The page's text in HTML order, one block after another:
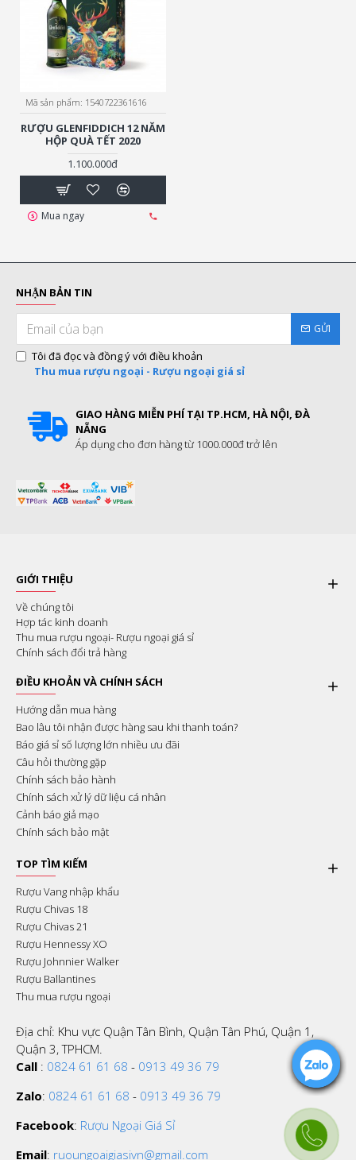
Mã sản phẩm: 1540722361616
RƯỢU GLENFIDDICH 12 NĂM
HỘP QUÀ TẾT 2020
1.100.000đ
Mua ngay
NHẬN BẢN TIN
GỬI
Tôi đã đọc và đồng ý với điều khoản
Thu mua rượu ngoại - Rượu ngoại giá sỉ
GIAO HÀNG MIỄN PHÍ TẠI TP.HCM, HÀ NỘI, ĐÀ
NẴNG
Áp dụng cho đơn hàng từ 1000.000đ trở lên
GIỚI THIỆU
Về chúng tôi
Hợp tác kinh doanh
Thu mua rượu ngoại- Rượu ngoại giá sỉ
Chính sách đổi trả hàng
ĐIỀU KHOẢN VÀ CHÍNH SÁCH
Hướng dẫn mua hàng
Bao lâu tôi nhận được hàng sau khi thanh toán?
Báo giá sỉ số lượng lớn nhiều ưu đãi
Câu hỏi thường gặp
Chính sách bảo hành
Chính sách xử lý dữ liệu cá nhân
Cảnh báo giả mạo
Chính sách bảo mật
TOP TÌM KIẾM
Rượu Vang nhập khẩu
Rượu Chivas 18
Rượu Chivas 21
Rượu Hennessy XO
Rượu Johnnier Walker
Rượu Ballantines
Thu mua rượu ngoại
Địa chỉ: Khu vực Quận Tân Bình, Quận Tân Phú, Quận 1,
Quận 3, TPHCM.
Call : 0824 61 61 68 - 0913 49 36 79
Zalo: 0824 61 61 68 - 0913 49 36 79
Facebook: Rượu Ngoại Giá Sỉ
Email: ruoungoaigiasivn@gmail.com